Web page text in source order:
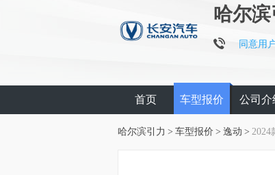
哈尔滨
同意用
首页 车型报价 公司介
哈尔滨引力 > 车型报价 > 逸动 > 2024